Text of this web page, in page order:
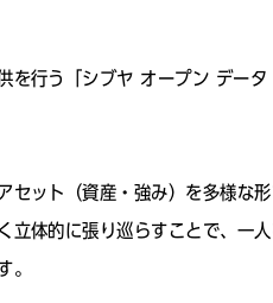
を行う「シブヤ オープン デー
セット（資産・強み）を多様な
体的に張り巡らすことで、⼀
。